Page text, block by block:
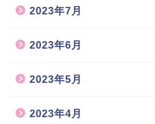
2023年7月
2023年6月
2023年5月
2023年4月